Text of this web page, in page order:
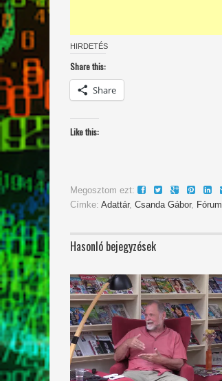
HIRDETÉS
Share this:
Share
Like this:
Megosztom ezt:
Címke: Adattár, Csanda Gábor, Fórum
Hasonló bejegyzések